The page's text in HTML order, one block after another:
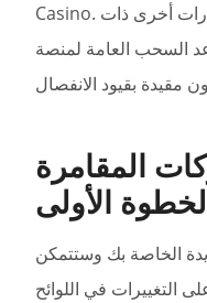
Casino. ولكن لا يجب أن تفهم أن أي انتصارات أخرى ذات
السحب العامة لمنصة
المقامرة
الأولى
الخاصة بك وستتمكن
التغييرات في اللوائح